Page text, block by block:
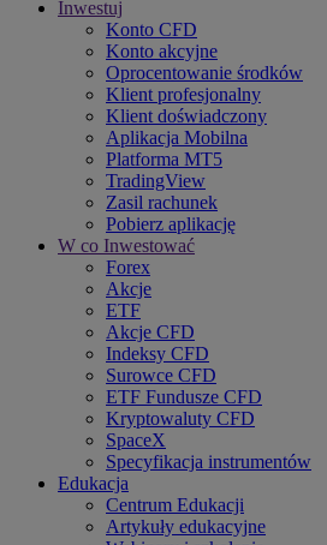
Inwestuj
Konto CFD
Konto akcyjne
Oprocentowanie środków
Klient profesjonalny
Klient doświadczony
Aplikacja Mobilna
Platforma MT5
TradingView
Zasil rachunek
Pobierz aplikację
W co Inwestować
Forex
Akcje
ETF
Akcje CFD
Indeksy CFD
Surowce CFD
ETF Fundusze CFD
Kryptowaluty CFD
SpaceX
Specyfikacja instrumentów
Edukacja
Centrum Edukacji
Artykuły edukacyjne